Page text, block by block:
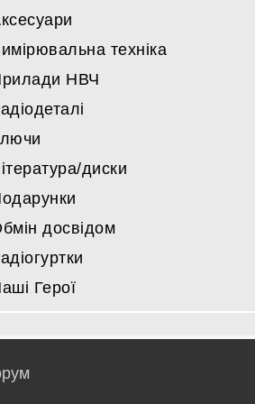
Деталі для підсилювачів
Інші радіо лампи
техніка
НВЧ
диски
досвідом
Герої